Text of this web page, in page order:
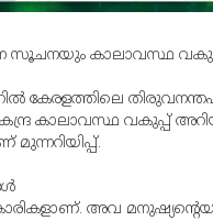
സൂചനയും കാലാവസ്ഥ
കാലാവസ്ഥ വകുപ്പ്
അവ